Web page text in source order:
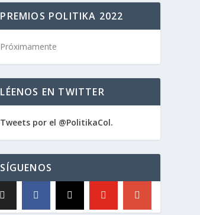
PREMIOS POLITIKA 2022
Próximamente
LÉENOS EN TWITTER
Tweets por el @PolitikaCol.
SÍGUENOS